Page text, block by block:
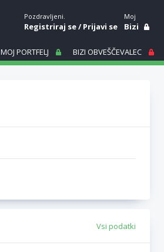
Pozdravljeni.
Registriraj se/Prijavi se
Moj
Bizi
MOJ PORTFELJ BIZI OBVEŠČEVALEC
Vsi podatki